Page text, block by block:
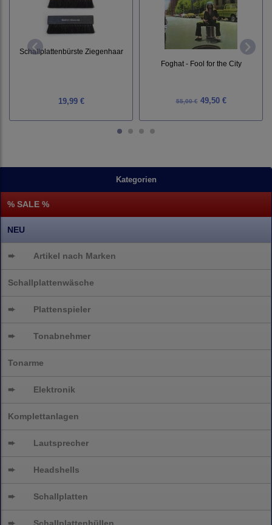
Kategorien
% SALE %
NEU
➨ Artikel nach Marken
Schallplattenwäsche
➨ Plattenspieler
➨ Tonabnehmer
Tonarme
➨ Elektronik
Komplettanlagen
➨ Lautsprecher
➨ Headshells
➨ Schallplatten
Schallplattenbürste Ziegenhaar
19,99 €
Foghat - Fool for the City
55,00 €49,50 €